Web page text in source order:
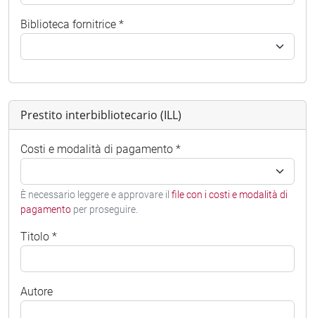
Biblioteca fornitrice *
Prestito interbibliotecario (ILL)
Costi e modalità di pagamento *
È necessario leggere e approvare il file con i costi e modalità di
pagamento per proseguire.
Titolo *
Autore